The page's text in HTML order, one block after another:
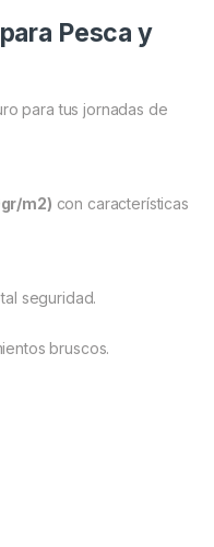
Pesca y
para tus jornadas de
m2) con características
seguridad.
bruscos.